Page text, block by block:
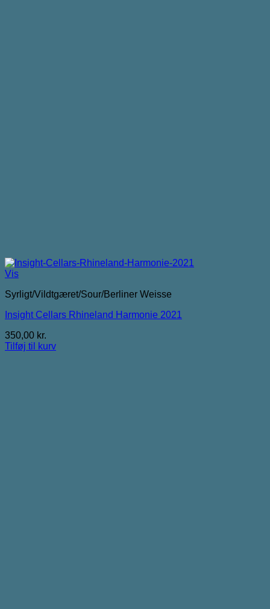
Vis
Syrligt/Vildtgæret/Sour/Berliner Weisse
Insight Cellars Rhineland Harmonie 2021
350,00 kr.
Tilføj til kurv